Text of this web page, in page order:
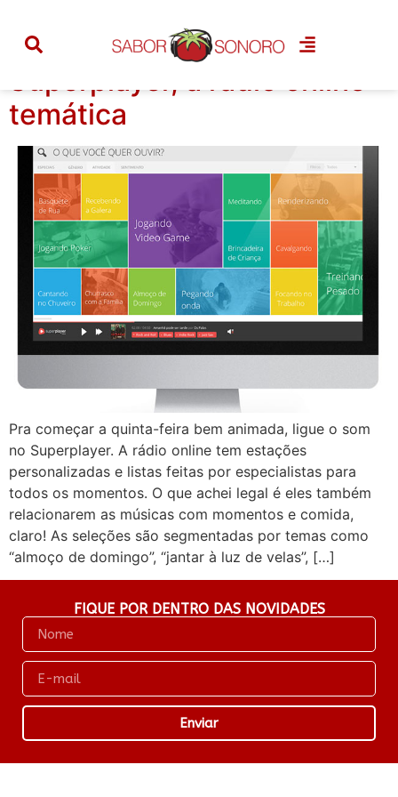
Tag: player
Superplayer, a rádio online
temática
Pra começar a quinta-feira bem animada, ligue o som
no Superplayer. A rádio online tem estações
personalizadas e listas feitas por especialistas para
todos os momentos. O que achei legal é eles também
relacionarem as músicas com momentos e comida,
claro! As seleções são segmentadas por temas como
“almoço de domingo”, “jantar à luz de velas”, […]
FIQUE POR DENTRO DAS NOVIDADES
Enviar